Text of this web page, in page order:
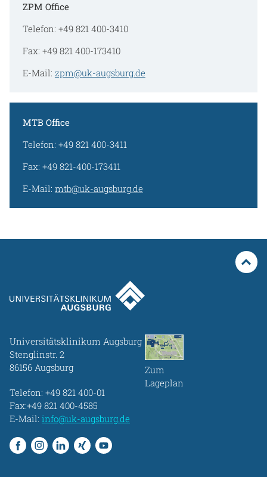
ZPM Office
Telefon: +49 821 400-3410
Fax: +49 821 400-173410
E-Mail: zpm@uk-augsburg.de
MTB Office
Telefon: +49 821 400-3411
Fax: +49 821-400-173411
E-Mail: mtb@uk-augsburg.de
Universitätsklinikum Augsburg
Stenglinstr. 2
86156 Augsburg
Telefon: +49 821 400-01
Fax:+49 821 400-4585
E-Mail: info@uk-augsburg.de
Zum
Lageplan